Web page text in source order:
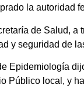
la autoridad
de Salud, a
y seguridad de
Epidemiología
Público local, y